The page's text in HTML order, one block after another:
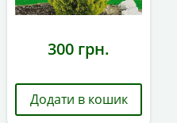
300 грн.
Додати в кошик